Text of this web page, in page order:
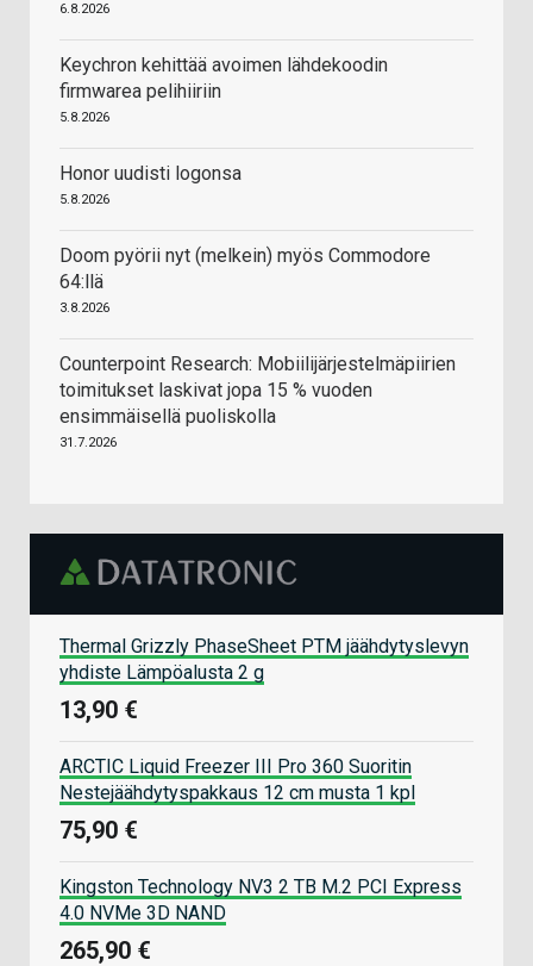
6.8.2026
Keychron kehittää avoimen lähdekoodin
firmwarea pelihiiriin
5.8.2026
Honor uudisti logonsa
5.8.2026
Doom pyörii nyt (melkein) myös Commodore
64:llä
3.8.2026
Counterpoint Research: Mobiilijärjestelmäpiirien
toimitukset laskivat jopa 15 % vuoden
ensimmäisellä puoliskolla
31.7.2026
Thermal Grizzly PhaseSheet PTM jäähdytyslevyn
yhdiste Lämpöalusta 2 g
13,90 €
ARCTIC Liquid Freezer III Pro 360 Suoritin
Nestejäähdytyspakkaus 12 cm musta 1 kpl
75,90 €
Kingston Technology NV3 2 TB M.2 PCI Express
4.0 NVMe 3D NAND
265,90 €